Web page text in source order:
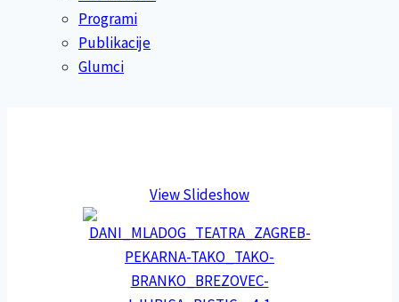
Programi
Publikacije
Glumci
View Slideshow